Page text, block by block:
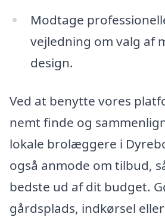
Modtage
vejledning om valg af
design.
Ved at benytte vores
nemt finde og
lokale brolæggere i
også anmode om tilbud,
bedste ud af dit budget.
gårdsplads, indkørsel